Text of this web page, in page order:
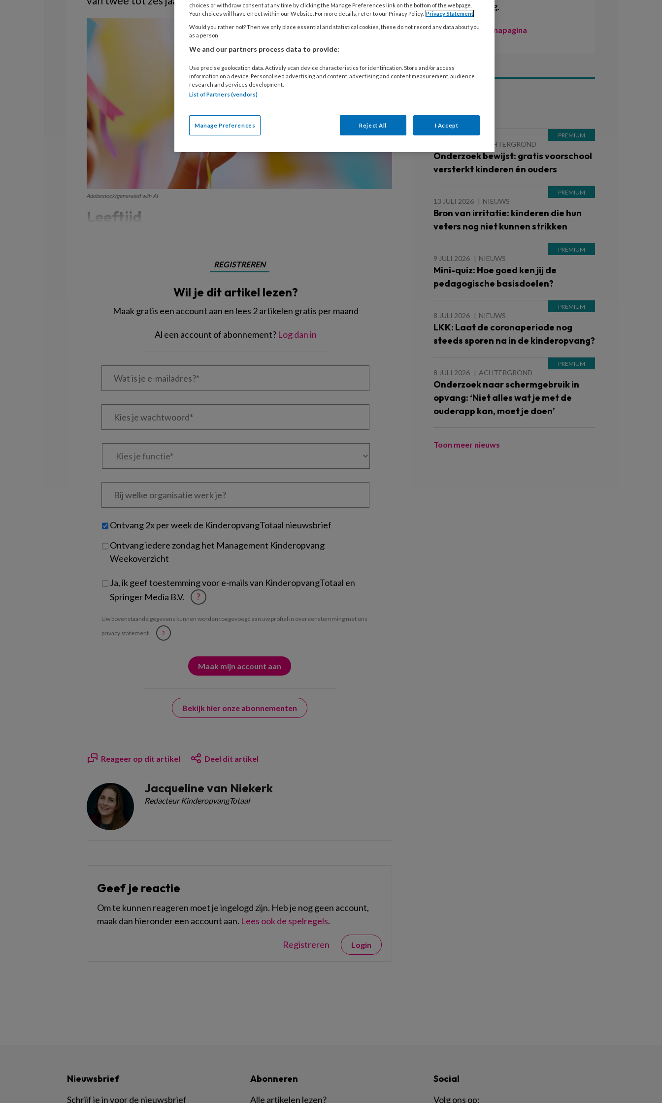
Adobestock/generated with AI
Leeftijd
REGISTREREN
Wil je dit artikel lezen?
Maak gratis een account aan en lees 2 artikelen gratis per maand
Al een account of abonnement? Log dan in
Wat
Kies
wachtwoord*
Kies
Bij
welke
je?
Untitled
Ontvang 2x per week de KinderopvangTotaal nieuwsbrief
Ontvang iedere zondag het Management Kinderopvang
Weekoverzicht
Ja, ik geef toestemming voor e-mails van KinderopvangTotaal en
Springer Media B.V.
?
Uw bovenstaande gegevens kunnen worden toegevoegd aan uw profiel in overeenstemming met ons
privacy statement
?
Bekijk hier onze abonnementen
Reageer op dit artikel Deel dit artikel
Jacqueline van Niekerk
Redacteur KinderopvangTotaal
Geef je reactie
Om te kunnen reageren moet je ingelogd zijn. Heb je nog geen account,
maak dan hieronder een account aan. Lees ook de spelregels.
Registreren Login
ontwikkeling.
Naar de themapagina
ACHTERGROND
Onderzoek bewijst: gratis voorschool
versterkt kinderen én ouders
13 JULI 2026 NIEUWS
Bron van irritatie: kinderen die hun
veters nog niet kunnen strikken
9 JULI 2026 NIEUWS
Mini-quiz: Hoe goed ken jij de
pedagogische basisdoelen?
8 JULI 2026 NIEUWS
LKK: Laat de coronaperiode nog
steeds sporen na in de kinderopvang?
8 JULI 2026 ACHTERGROND
Onderzoek naar schermgebruik in
opvang: ‘Niet alles wat je met de
ouderapp kan, moet je doen’
Toon meer nieuws
Nieuwsbrief
Schrijf je in voor de nieuwsbrief
Abonneren
Alle artikelen lezen?
Social
Volg ons op:
choices or withdraw consent at any time by clicking the Manage Preferences link on the bottom of the webpage.
Your choices will have effect within our Website. For more details, refer to our Privacy Policy. Privacy Statement
Would you rather not? Then we only place essential and statistical cookies, these do not record any data about you
as a person
We and our partners process data to provide:
Use precise geolocation data. Actively scan device characteristics for identification. Store and/or access
information on a device. Personalised advertising and content, advertising and content measurement, audience
research and services development.
List of Partners (vendors)
Manage Preferences Reject All I Accept